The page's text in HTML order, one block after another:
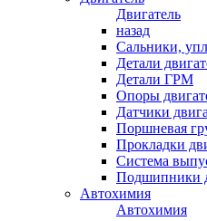
Двигатель
назад
Сальники,
Детали
Детали ГРМ
Опоры
Датчики
Поршневая
Прокладки
Система
Подшипники
Автохимия
Автохимия